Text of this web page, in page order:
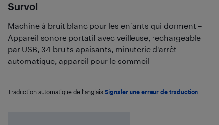
Survol
Machine à bruit blanc pour les enfants qui dorment –
Appareil sonore portatif avec veilleuse, rechargeable
par USB, 34 bruits apaisants, minuterie d'arrêt
automatique, appareil pour le sommeil
Traduction automatique de l'anglais. Signaler une erreur de traduction